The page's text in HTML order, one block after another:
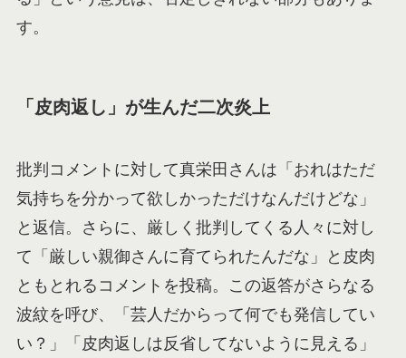
す。
「皮肉返し」が生んだ二次炎上
批判コメントに対して真栄田さんは「おれはただ
気持ちを分かって欲しかっただけなんだけどな」
と返信。さらに、厳しく批判してくる人々に対し
て「厳しい親御さんに育てられたんだな」と皮肉
ともとれるコメントを投稿。この返答がさらなる
波紋を呼び、「芸人だからって何でも発信してい
い？」「皮肉返しは反省してないように見える」